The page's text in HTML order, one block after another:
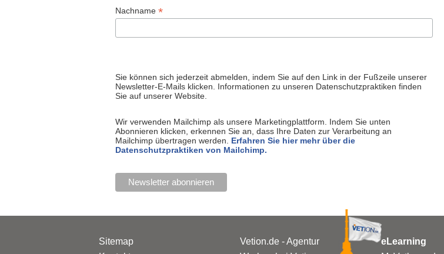
Nachname *
Sie können sich jederzeit abmelden, indem Sie auf den Link in der Fußzeile unserer
Newsletter-E-Mails klicken. Informationen zu unseren Datenschutzpraktiken finden
Sie auf unserer Website.
Wir verwenden Mailchimp als unsere Marketingplattform. Indem Sie unten
Abonnieren klicken, erkennen Sie an, dass Ihre Daten zur Verarbeitung an
Mailchimp übertragen werden. Erfahren Sie hier mehr über die
Datenschutzpraktiken von Mailchimp.
Sitemap
Vetion.de - Agentur
eLearning